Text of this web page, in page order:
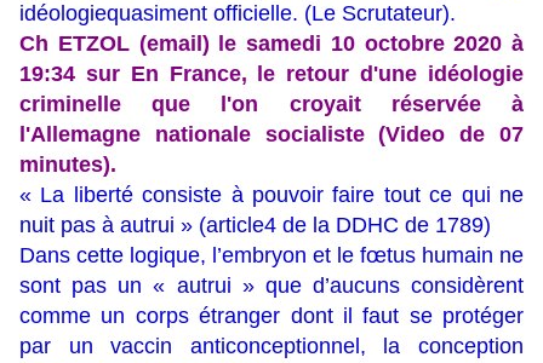
idéologiequasiment officielle. (Le Scrutateur).
Ch ETZOL (email ) le samedi 10 octobre 2020 à
19:34 sur En France, le retour d'une idéologie
criminelle que l'on croyait réservée à
l'Allemagne nationale socialiste (Video de 07
minutes).
« La liberté consiste à pouvoir faire tout ce qui ne
nuit pas à autrui » (article4 de la DDHC de 1789)
Dans cette logique, l’embryon et le fœtus humain ne
sont pas un « autrui » que d’aucuns considèrent
comme un corps étranger dont il faut se protéger
par un vaccin anticonceptionnel, la conception